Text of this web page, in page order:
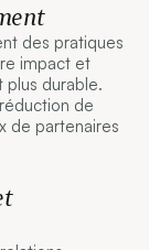
des pratiques
impact et
plus durable.
de
de partenaires